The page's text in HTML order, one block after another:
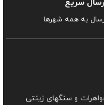
سریع
به همه شهرها
و سنگهای زینتی